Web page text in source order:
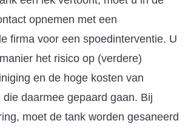
opnemen met een
firma voor een spoedinterventie. U
het risico op (verdere)
en de hoge kosten van
die daarmee gepaard gaan. Bij
moet de tank worden gesaneerd